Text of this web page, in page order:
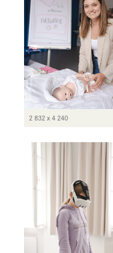
2 832 x 4 240